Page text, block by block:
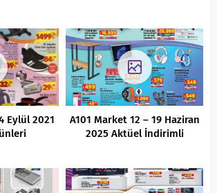
Eylül 2021
A101 Market 12 – 19 Haziran
2025 Aktüel İndirimli